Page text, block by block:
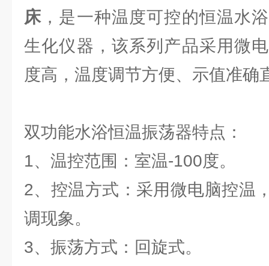
床 ，是一种温度可控的恒温水
生化仪器，该系列产品采用微
度高，温度调节方便、示值准确
双功能水浴恒温振荡器特点：
1、温控范围：室温-100度。
2、控温方式：采用微电脑控温
调现象。
3、振荡方式：回旋式。